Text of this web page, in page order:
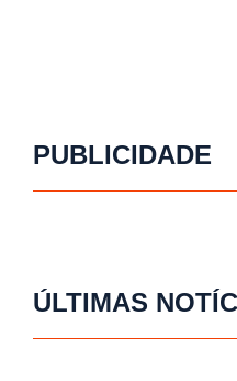
PUBLICIDADE
ÚLTIMAS